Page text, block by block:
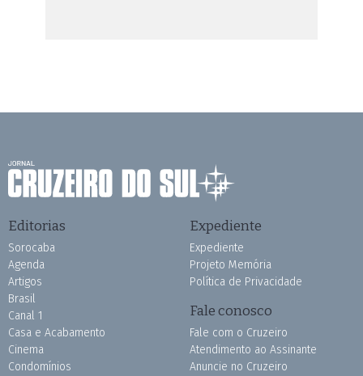
Editorias
Sorocaba
Agenda
Artigos
Brasil
Canal 1
Casa e Acabamento
Cinema
Condomínios
Expediente
Expediente
Projeto Memória
Política de Privacidade
Fale conosco
Fale com o Cruzeiro
Atendimento ao Assinante
Anuncie no Cruzeiro